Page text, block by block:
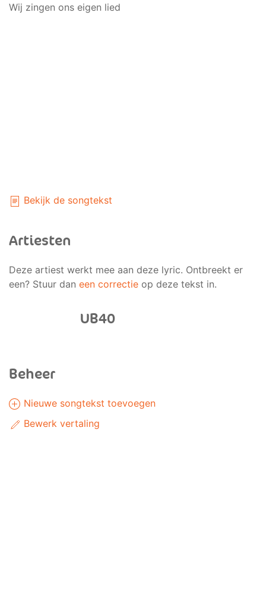
Wij zingen ons eigen lied
Bekijk de songtekst
Artiesten
Deze artiest werkt mee aan deze lyric. Ontbreekt er
een? Stuur dan een correctie op deze tekst in.
UB40
Beheer
Nieuwe songtekst toevoegen
Bewerk vertaling